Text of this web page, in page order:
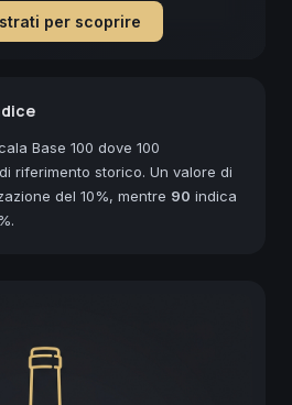
per scoprire
Base 100 dove 100
riferimento storico. Un valore di
del 10%, mentre 90 indica